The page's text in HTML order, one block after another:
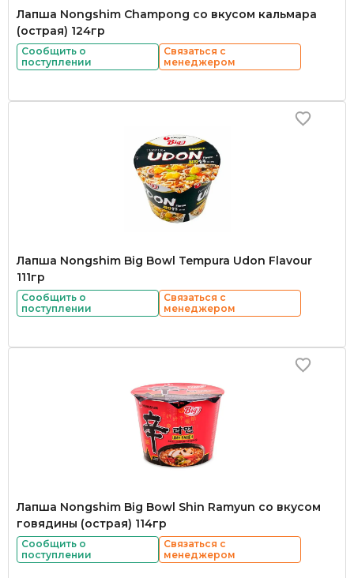
Лапша Nongshim Champong со вкусом кальмара
(острая) 124гр
Сообщить о
поступлении
Связаться с
менеджером
Лапша Nongshim Big Bowl Tempura Udon Flavour
111гр
Сообщить о
поступлении
Связаться с
менеджером
Лапша Nongshim Big Bowl Shin Ramyun со вкусом
говядины (острая) 114гр
Сообщить о
поступлении
Связаться с
менеджером